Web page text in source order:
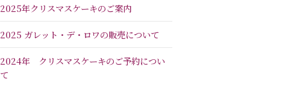
2025年クリスマスケーキのご案内
2025 ガレット・デ・ロワの販売について
2024年 クリスマスケーキのご予約につい
て